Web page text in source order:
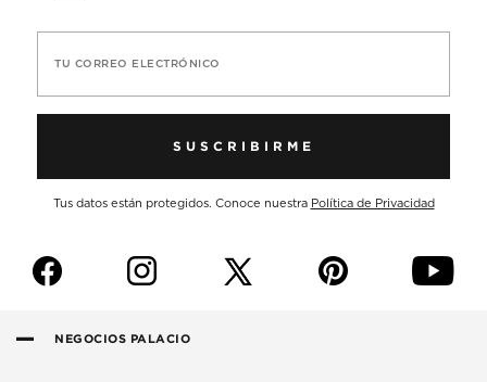
TU CORREO ELECTRÓNICO
SUSCRIBIRME
Tus datos están protegidos. Conoce nuestra Política de Privacidad
f i p y
NEGOCIOS PALACIO